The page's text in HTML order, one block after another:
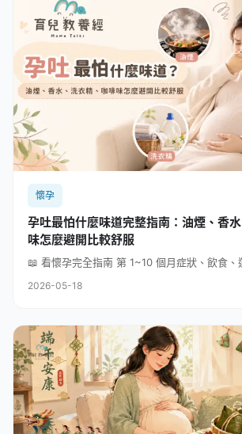
懷孕
孕吐最怕什麼味道完整指南：油煙、香
味怎麼避開比較舒服
📖 看懷孕完全指南 第 1~10 個月症狀、飲食、
2026-05-18